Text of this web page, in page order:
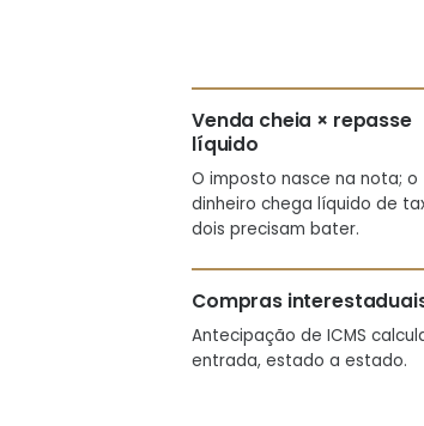
Venda cheia × repasse
líquido
O imposto nasce na nota; o
dinheiro chega líquido de
dois precisam bater.
Compras
Antecipação de ICMS
entrada, estado a estado.